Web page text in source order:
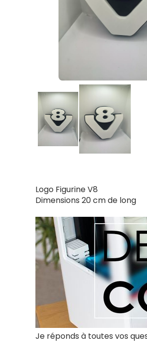
Logo Figurine V8
Dimensions 20 cm de long
Je réponds à toutes vos